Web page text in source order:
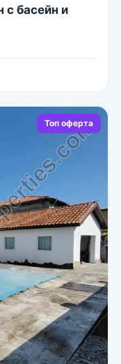
с басейн и
Топ оферта